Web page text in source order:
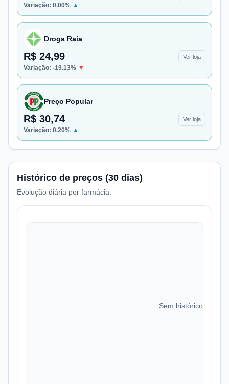
Variação: 0.00% ▲
Droga Raia
R$ 24,99 Ver loja
Variação: -19.13% ▼
Preço Popular
R$ 30,74 Ver loja
Variação: 0.20% ▲
Histórico de preços (30 dias)
Evolução diária por farmácia.
Sem histórico de